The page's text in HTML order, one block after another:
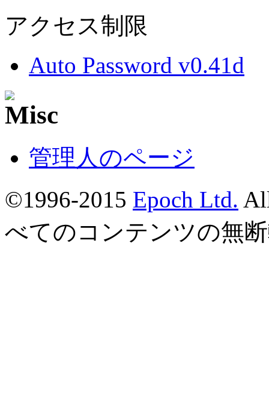
アクセス制限
Auto Password v0.41d
管理人のページ
©1996-2015 Epoch Ltd.
べてのコンテンツの無